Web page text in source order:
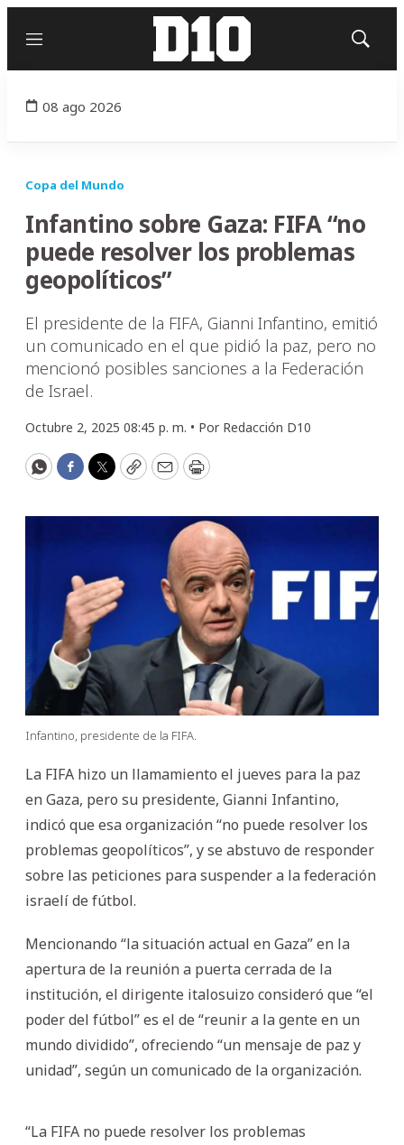
Menú
Mostrar
08 ago 2026
Copa del Mundo
Infantino sobre Gaza: FIFA “no
puede resolver los problemas
geopolíticos”
El presidente de la FIFA, Gianni Infantino, emitió
un comunicado en el que pidió la paz, pero no
mencionó posibles sanciones a la Federación
de Israel.
Octubre 2, 2025 08:45 p. m. • Por Redacción D10
WhatsApp
Facebook
Twitter
CopyEmailPrint
Infantino, presidente de la FIFA.
La FIFA hizo un llamamiento el jueves para la paz
en Gaza, pero su presidente, Gianni Infantino,
indicó que esa organización “no puede resolver los
problemas geopolíticos”, y se abstuvo de responder
sobre las peticiones para suspender a la federación
israelí de fútbol.
Mencionando “la situación actual en Gaza” en la
apertura de la reunión a puerta cerrada de la
institución, el dirigente italosuizo consideró que “el
poder del fútbol” es el de “reunir a la gente en un
mundo dividido”, ofreciendo “un mensaje de paz y
unidad”, según un comunicado de la organización.
“La FIFA no puede resolver los problemas